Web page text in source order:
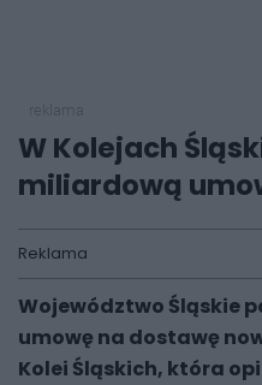
W Kolejach
miliardową
Reklama
Województwo Śląskie
umowę na dostawę
Kolei Śląskich, która